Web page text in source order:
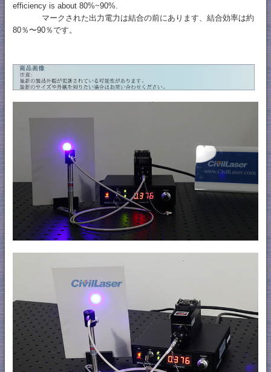
efficiency is about 80%~90%.
マークされた出力電力は結合の前にあります、結合効率は約
80％〜90％です。